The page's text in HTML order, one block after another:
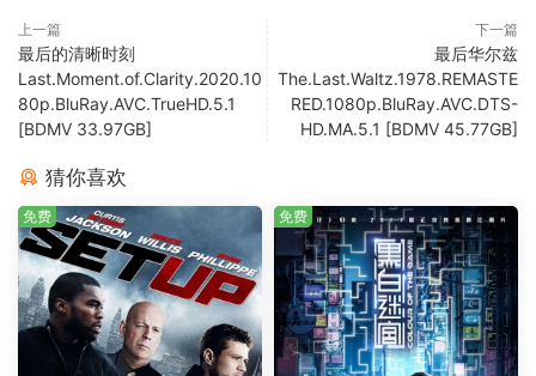
上一篇
最后的清晰时刻
Last.Moment.of.Clarity.2020.10
80p.BluRay.AVC.TrueHD.5.1
[BDMV 33.97GB]
下一篇
最后华尔兹
The.Last.Waltz.1978.REMASTE
RED.1080p.BluRay.AVC.DTS-
HD.MA.5.1 [BDMV 45.77GB]
猜你喜欢
免费 免费